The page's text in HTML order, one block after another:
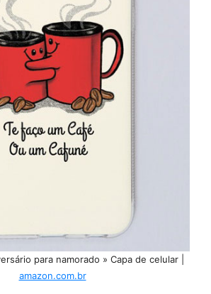
para namorado » Capa de celular |
amazon.com.br